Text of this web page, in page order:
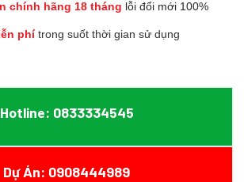
chính hãng 18 tháng lỗi đổi mới 100%
phí trong suốt thời gian sử dụng
Hotline: 0833334545
Dự Án: 0908444989